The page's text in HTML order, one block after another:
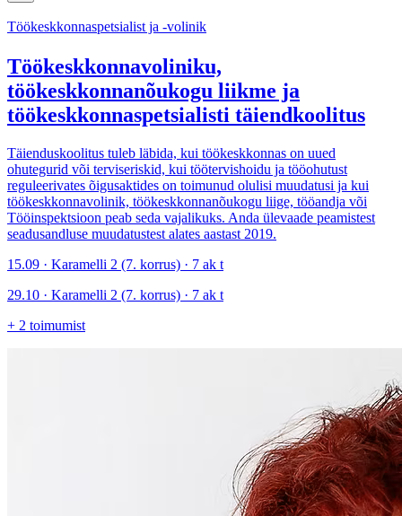
Töökeskkonnaspetsialist ja -volinik
Töökeskkonnavoliniku,
töökeskkonnanõukogu liikme ja
töökeskkonnaspetsialisti täiendkoolitus
Täienduskoolitus tuleb läbida, kui töökeskkonnas on uued
ohutegurid või terviseriskid, kui töötervishoidu ja tööohutust
reguleerivates õigusaktides on toimunud olulisi muudatusi ja kui
töökeskkonnavolinik, töökeskkonnanõukogu liige, tööandja või
Tööinspektsioon peab seda vajalikuks. Anda ülevaade peamistest
seadusandluse muudatustest alates aastast 2019.
15.09 · Karamelli 2 (7. korrus) · 7 ak t
29.10 · Karamelli 2 (7. korrus) · 7 ak t
+ 2 toimumist